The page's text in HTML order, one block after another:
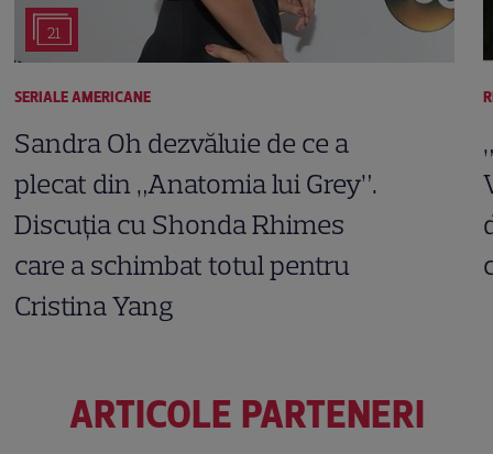
21
SERIALE AMERICANE
Sandra Oh dezvăluie de ce a
plecat din „Anatomia lui Grey”.
Discuția cu Shonda Rhimes
care a schimbat totul pentru
Cristina Yang
ARTICOLE PARTENERI